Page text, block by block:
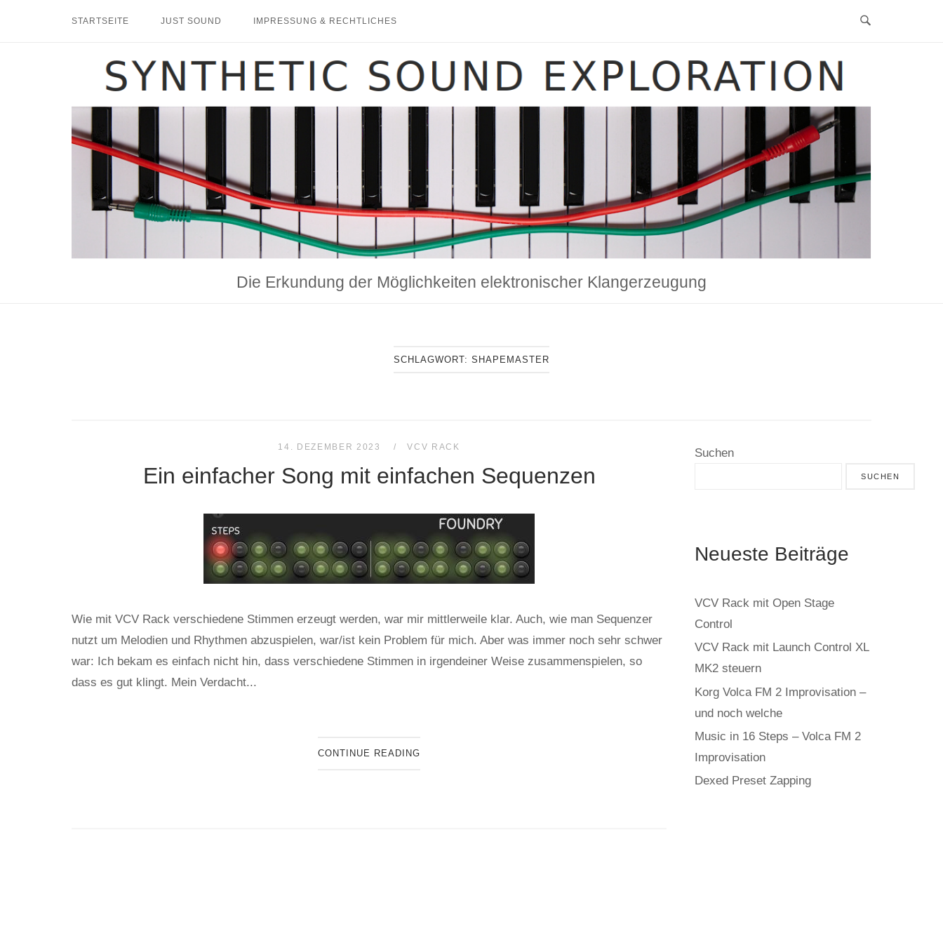
STARTSEITE JUST SOUND IMPRESSUNG & RECHTLICHES
Die Erkundung der Möglichkeiten elektronischer Klangerzeugung
SCHLAGWORT: SHAPEMASTER
14. DEZEMBER 2023 VCV RACK
Ein einfacher Song mit einfachen Sequenzen
Wie mit VCV Rack verschiedene Stimmen erzeugt werden, war mir mittlerweile klar. Auch, wie man Sequenzer
nutzt um Melodien und Rhythmen abzuspielen, war/ist kein Problem für mich. Aber was immer noch sehr schwer
war: Ich bekam es einfach nicht hin, dass verschiedene Stimmen in irgendeiner Weise zusammenspielen, so
dass es gut klingt. Mein Verdacht...
CONTINUE READING
Suchen
SUCHEN
Neueste Beiträge
VCV Rack mit Open Stage
Control
VCV Rack mit Launch Control XL
MK2 steuern
Korg Volca FM 2 Improvisation –
und noch welche
Music in 16 Steps – Volca FM 2
Improvisation
Dexed Preset Zapping